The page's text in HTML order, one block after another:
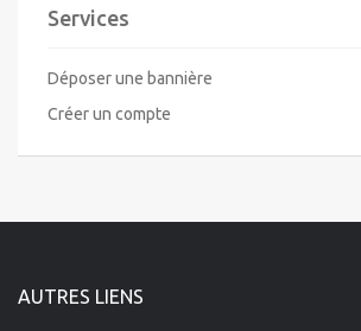
Services
Déposer une bannière
Créer un compte
AUTRES LIENS